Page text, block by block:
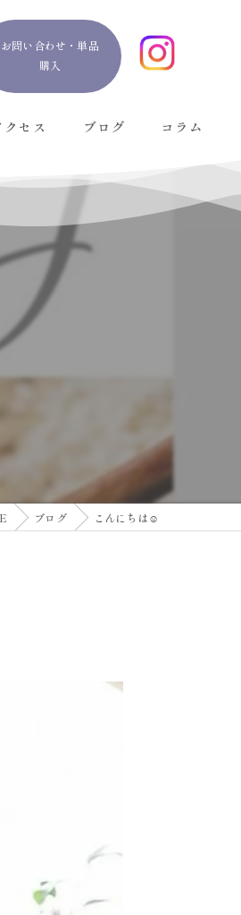
お問い合わせ・単品
購入
クセス ブログ コラム
ブログ こんにちは☺️